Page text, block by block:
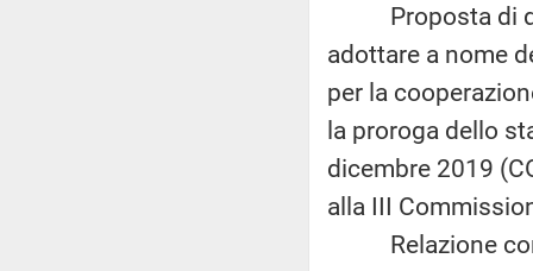
Proposta di
adottare a nome
per la
la proroga dello
dicembre 2019
alla III
Relazione